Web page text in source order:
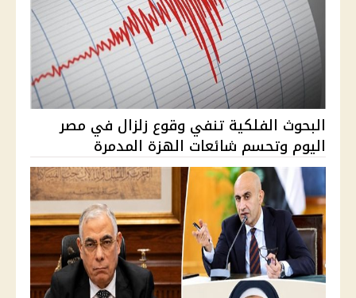
البحوث الفلكية تنفي وقوع زلزال في مصر
اليوم وتحسم شائعات الهزة المدمرة